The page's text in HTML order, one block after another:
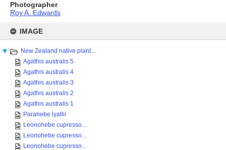
content
IMAGE
New Zealand native plant...
Agathis australis 5
Agathis australis 4
Agathis australis 3
Agathis australis 2
Agathis australis 1
Parahebe lyallii
Leonohebe cupresso...
Leonohebe cupresso...
Leonohebe cupresso...
Photographer
Roy A. Edwards